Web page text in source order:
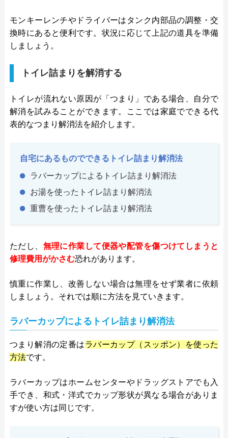
モンキーレンチやドライバーはタンク内部品の調整・交
換時にあると便利です。状況に応じて上記の道具を準備
しましょう。
トイレ詰まりを解消する
トイレが流れない原因が「つまり」である場合、自分で
解消を試みることができます。ここでは家庭でできる代
表的なつまり解消法を紹介します。
自宅にあるものでできるトイレ詰まり解消法
ラバーカップによるトイレ詰まり解消法
お湯を使ったトイレ詰まり解消法
重曹を使ったトイレ詰まり解消法
ただし、 無理に作業して便器や配管を傷つけてしまうと
修理費用がかさむ恐れがあります。
慎重に作業し、改善しない場合は無理をせず業者に依頼
しましょう。それでは順に方法を見ていきます。
ラバーカップによるトイレ詰まり解消法
つまり解消の定番はラバーカップ（スッポン）を使った
方法です。
ラバーカップはホームセンターやドラッグストアでも入
手でき、和式・洋式でカップ形状が異なる場合がありま
すが使い方は同じです。